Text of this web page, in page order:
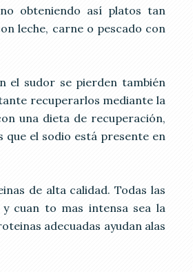
obteniendo así platos tan
leche, carne o pescado con
el sudor se pierden también
recuperarlos mediante la
una dieta de recuperación,
el sodio está presente en
de alta calidad. Todas las
y cuan to mas intensa sea la
adecuadas ayudan alas